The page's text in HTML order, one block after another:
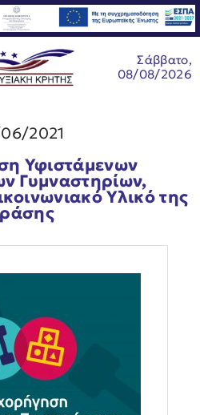
Σάββατο,
08/08/2026
2021
Υφιστάμενων
Γυμναστηρίων,
Υλικό της